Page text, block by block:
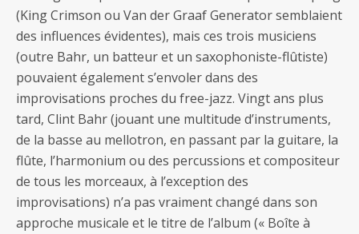
(King Crimson ou Van der Graaf Generator semblaient
des influences évidentes), mais ces trois musiciens
(outre Bahr, un batteur et un saxophoniste-flûtiste)
pouvaient également s’envoler dans des
improvisations proches du free-jazz. Vingt ans plus
tard, Clint Bahr (jouant une multitude d’instruments,
de la basse au mellotron, en passant par la guitare, la
flûte, l’harmonium ou des percussions et compositeur
de tous les morceaux, à l’exception des
improvisations) n’a pas vraiment changé dans son
approche musicale et le titre de l’album (« Boîte à